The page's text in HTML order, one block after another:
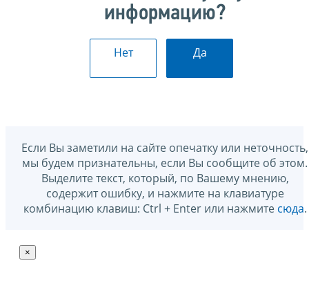
информацию?
Нет Да
Если Вы заметили на сайте опечатку или неточность,
мы будем признательны, если Вы сообщите об этом.
Выделите текст, который, по Вашему мнению,
содержит ошибку, и нажмите на клавиатуре
комбинацию клавиш: Ctrl + Enter или нажмите сюда.
×